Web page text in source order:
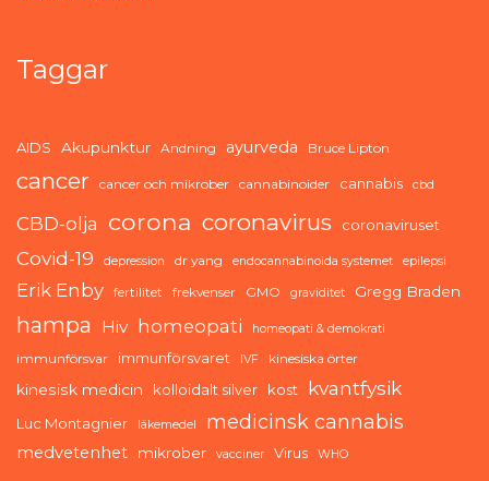
Taggar
AIDS Akupunktur Andning ayurveda Bruce Lipton
cancer cancer och mikrober cannabinoider cannabis cbd
CBD-olja corona coronavirus coronaviruset
Covid-19 depression dr yang endocannabinoida systemet epilepsi
Erik Enby fertilitet frekvenser GMO graviditet Gregg Braden
hampa Hiv homeopati homeopati & demokrati
immunförsvar immunförsvaret IVF kinesiska örter
kinesisk medicin kolloidalt silver kost kvantfysik
Luc Montagnier läkemedel medicinsk cannabis
medvetenhet mikrober vacciner Virus WHO